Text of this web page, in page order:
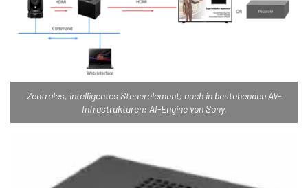
Zentrales, intelligentes Steuerelement, auch in bestehenden AV-
Infrastrukturen: AI-Engine von Sony.